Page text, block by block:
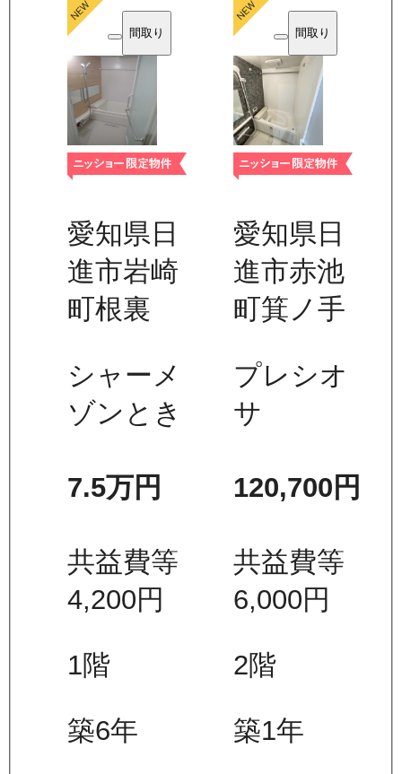
間取り
愛知県日
進市岩崎
町根裏
シャーメ
ゾンとき
7.5万円
共益費等
4,200円
1階
築6年
間取り
愛知県日
進市赤池
町箕ノ手
プレシオ
サ
120,700 円
共益費等
6,000円
2階
築1年